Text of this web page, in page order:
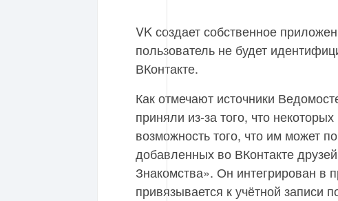
VK создает собственное
пользователь не будет
ВКонтакте.
Как отмечают источники
приняли из-за того, что
возможность того, что им может
добавленных во ВКонтакте
Знакомства». Он интегрирован в
привязывается к учётной записи